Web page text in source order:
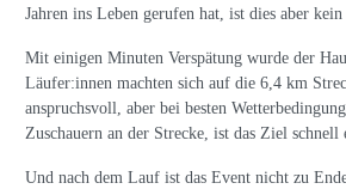
Jahren ins Leben gerufen hat, ist dies aber
Mit einigen Minuten Verspätung wurde der
Läufer:innen machten sich auf die 6,4 km
anspruchsvoll, aber bei besten
Zuschauern an der Strecke, ist das Ziel schnell
Und nach dem Lauf ist das Event nicht zu